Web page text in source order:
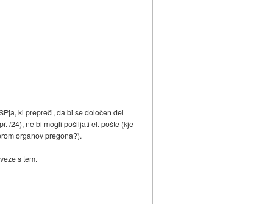
ki prepreči, da bi se določen del
/24), ne bi mogli pošiljati el. pošte (kje
organov pregona?).
s tem.